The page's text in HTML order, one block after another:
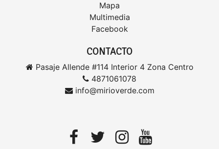
Mapa
Multimedia
Facebook
CONTACTO
Pasaje Allende #114 Interior 4 Zona Centro
4871061078
info@mirioverde.com